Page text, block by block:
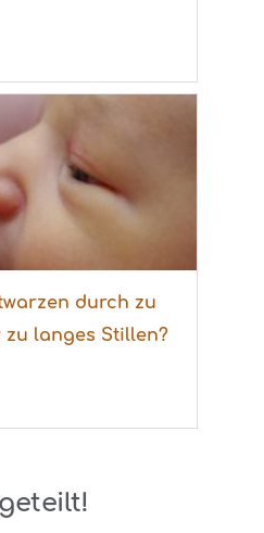
durch zu
langes Stillen?